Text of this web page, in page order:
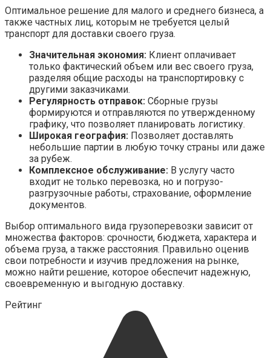
Оптимальное решение для малого и среднего бизнеса, а
также частных лиц, которым не требуется целый
транспорт для доставки своего груза.
Значительная экономия: Клиент оплачивает
только фактический объем или вес своего груза,
разделяя общие расходы на транспортировку с
другими заказчиками.
Регулярность отправок: Сборные грузы
формируются и отправляются по утвержденному
графику, что позволяет планировать логистику.
Широкая география: Позволяет доставлять
небольшие партии в любую точку страны или даже
за рубеж.
Комплексное обслуживание: В услугу часто
входит не только перевозка, но и погрузо-
разгрузочные работы, страхование, оформление
документов.
Выбор оптимального вида грузоперевозки зависит от
множества факторов: срочности, бюджета, характера и
объема груза, а также расстояния. Правильно оценив
свои потребности и изучив предложения на рынке,
можно найти решение, которое обеспечит надежную,
своевременную и выгодную доставку.
Рейтинг